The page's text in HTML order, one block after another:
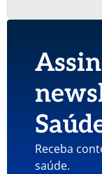
Receba
saúde.